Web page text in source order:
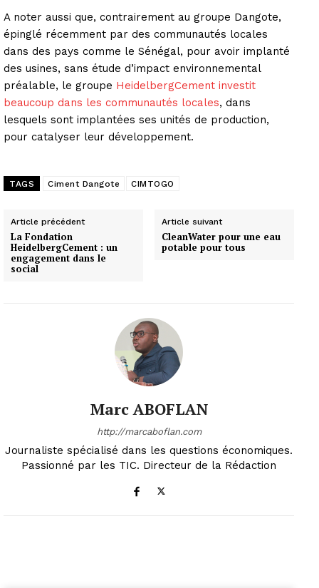
A noter aussi que, contrairement au groupe Dangote,
épinglé récemment par des communautés locales
dans des pays comme le Sénégal, pour avoir implanté
des usines, sans étude d’impact environnemental
préalable, le groupe HeidelbergCement investit
beaucoup dans les communautés locales, dans
lesquels sont implantées ses unités de production,
pour catalyser leur développement.
TAGS Ciment Dangote CIMTOGO
Article précédent
La Fondation
HeidelbergCement : un
engagement dans le
social
Article suivant
CleanWater pour une eau
potable pour tous
Marc ABOFLAN
http://marcaboflan.com
Journaliste spécialisé dans les questions économiques.
Passionné par les TIC. Directeur de la Rédaction